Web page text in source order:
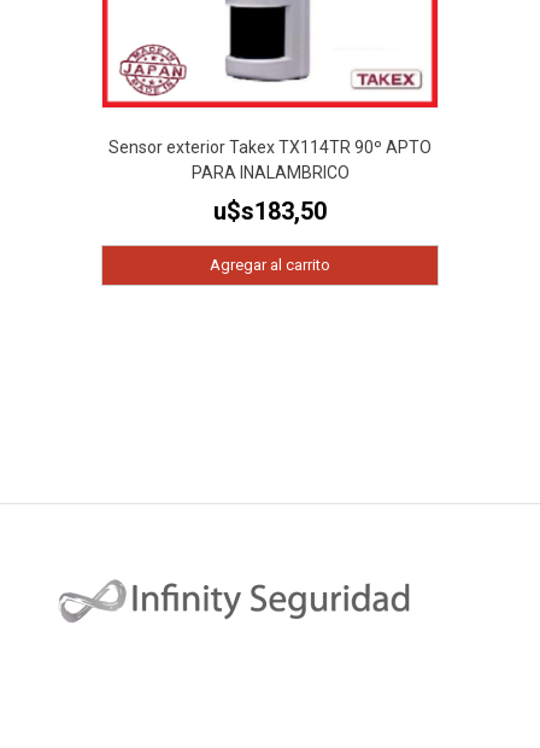
Sensor exterior Takex TX114TR 90º APTO
PARA INALAMBRICO
u$s183,50
Agregar al carrito